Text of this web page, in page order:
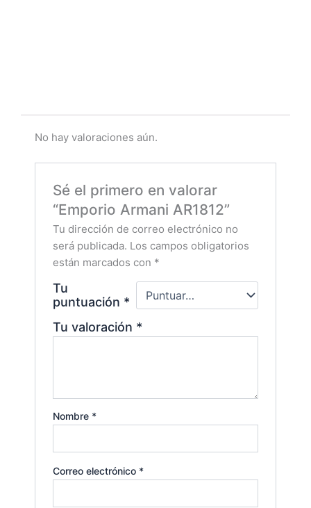
No hay valoraciones aún.
Sé el primero en valorar
“Emporio Armani AR1812”
Tu dirección de correo electrónico no
será publicada. Los campos obligatorios
están marcados con *
Tu
puntuación *
Tu valoración *
Nombre *
Correo electrónico *